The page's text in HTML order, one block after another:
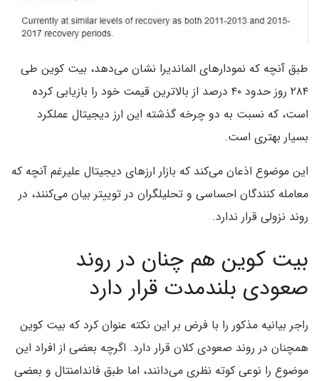
طبق آنچه که نمودارهای الماندیرا نشان می‌دهد، بیت کوین طی
۲۸۴ روز حدود ۴۰ درصد از بالاترین قیمت خود را بازیابی کرده
است، که نسبت به دو چرخه گذشته این ارز دیجیتال عملکرد
بسیار بهتری است.
این موضوع اذعان می‌کند که بازار ارزهای دیجیتال علیرغم آنچه که
معامله کنندگان احساسی و تحلیلگران در توییتر بیان می‌کنند، در
روند نزولی قرار ندارد.
بیت کوین هم چنان در روند
صعودی بلندمدت قرار دارد
راجر بیانیه مذکور را با فرض بر این نکته عنوان کرد که بیت کوین
همچنان در روند صعودی کلان قرار دارد. اگرچه بعضی از افراد این
موضوع را نوعی کوته نظری می‌دانند، اما طبق فاندامنتال و بعضی